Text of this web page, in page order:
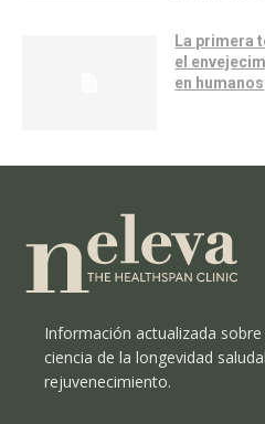
La primera
el
en humanos
Información actualizada sobre
ciencia de la longevidad
rejuvenecimiento.